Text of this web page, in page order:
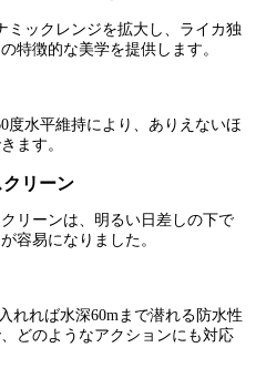
ミックレンジを拡大し、ライカ独
特徴的な美学を提供します。
度水平維持により、ありえないほ
ます。
リーン
リーンは、明るい日差しの下で
容易になりました。
れれば水深60mまで潜れる防水性
どのようなアクションにも対応